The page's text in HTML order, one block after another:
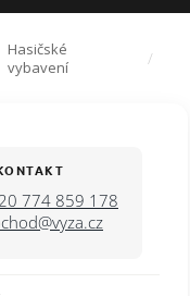
Hasičské
vybavení
774 859 178